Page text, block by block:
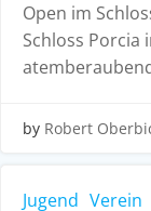
Open im
Schloss
by Robert
Jugend Verein